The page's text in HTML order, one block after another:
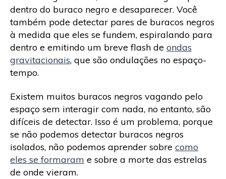
dentro do buraco negro e desaparecer. Você
também pode detectar pares de buracos negros
à medida que eles se fundem, espiralando para
dentro e emitindo um breve flash de ondas
gravitacionais, que são ondulações no espaço-
tempo.
Existem muitos buracos negros vagando pelo
espaço sem interagir com nada, no entanto, são
difíceis de detectar. Isso é um problema, porque
se não podemos detectar buracos negros
isolados, não podemos aprender sobre como
eles se formaram e sobre a morte das estrelas
de onde vieram.